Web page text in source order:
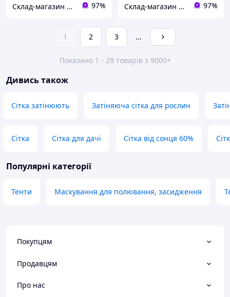
Склад-магазин "Свояк Group". 97% Склад-магазин "Свояк Group". 97%
1 2 3 ...
Показано 1 - 29 товарів з 9000+
Дивись також
Сітка затінюють Затіняюча сітка для рослин
Сітка Сітка для дачі Сітка від сонця 60%
Популярні категорії
Тенти Маскування для полювання, засидження
Покупцям
Продавцям
Про нас